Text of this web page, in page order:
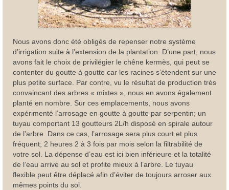
Nous avons donc été obligés de repenser notre système
d’irrigation suite à l’extension de la plantation. D’une part, nous
avons fait le choix de privilégier le chêne kermès, qui peut se
contenter du goutte à goutte car les racines s’étendent sur une
plus petite surface. Par contre, vu le résultat de production très
convaincant des arbres « mixtes », nous en avons également
planté en nombre. Sur ces emplacements, nous avons
expérimenté l’arrosage en goutte à goutte par serpentin; un
tuyau comportant 13 goutteurs 2L/h disposé en spirale autour
de l’arbre. Dans ce cas, l’arrosage sera plus court et plus
fréquent; 2 heures 2 à 3 fois par mois selon la filtrabilité de
votre sol. La dépense d’eau est ici bien inférieure et la totalité
de l’eau arrive au sol et profite mieux à l’arbre. Le tuyau
flexible peut être déplacé afin d’éviter de toujours arroser aux
mêmes points du sol.